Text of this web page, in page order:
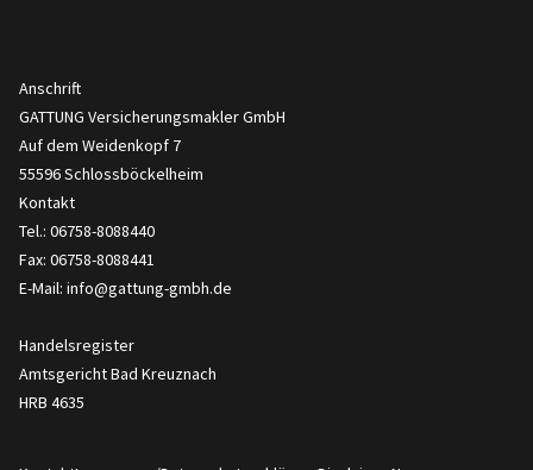
Anschrift
GATTUNG Versicherungsmakler GmbH
Auf dem Weidenkopf 7
55596 Schlossböckelheim
Kontakt
Tel.: 06758-8088440
Fax: 06758-8088441
E-Mail: info@gattung-gmbh.de
Handelsregister
Amtsgericht Bad Kreuznach
HRB 4635